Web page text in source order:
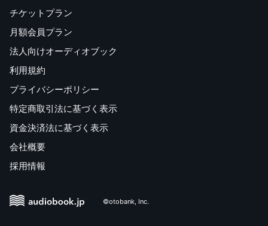
チケットプラン
月額会員プラン
法人向けオーディオブック
利用規約
プライバシーポリシー
特定商取引法に基づく表示
資金決済法に基づく表示
会社概要
採用情報
©otobank, Inc.